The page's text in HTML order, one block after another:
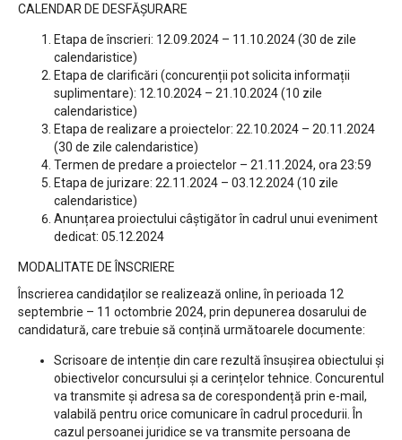
CALENDAR DE DESFĂȘURARE
Etapa de înscrieri: 12.09.2024 – 11.10.2024 (30 de zile
calendaristice)
Etapa de clarificări (concurenții pot solicita informații
suplimentare): 12.10.2024 – 21.10.2024 (10 zile
calendaristice)
Etapa de realizare a proiectelor: 22.10.2024 – 20.11.2024
(30 de zile calendaristice)
Termen de predare a proiectelor – 21.11.2024, ora 23:59
Etapa de jurizare: 22.11.2024 – 03.12.2024 (10 zile
calendaristice)
Anunțarea proiectului câștigător în cadrul unui eveniment
dedicat: 05.12.2024
MODALITATE DE ÎNSCRIERE
Înscrierea candidaților se realizează online, în perioada 12
septembrie – 11 octombrie 2024, prin depunerea dosarului de
candidatură, care trebuie să conțină următoarele documente:
Scrisoare de intenție din care rezultă însușirea obiectului și
obiectivelor concursului și a cerințelor tehnice. Concurentul
va transmite și adresa sa de corespondență prin e-mail,
valabilă pentru orice comunicare în cadrul procedurii. În
cazul persoanei juridice se va transmite persoana de